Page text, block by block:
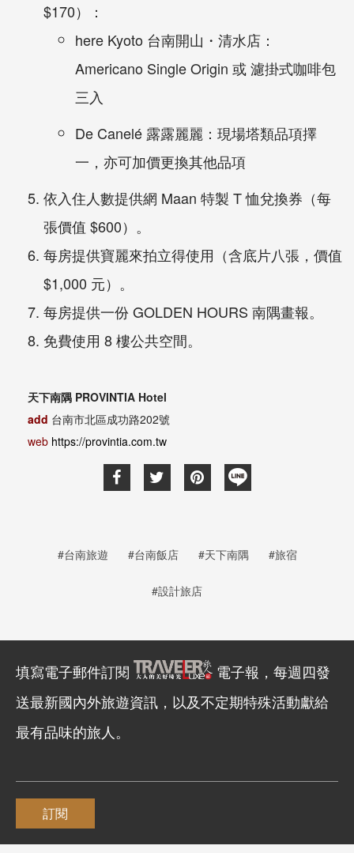
$170）：
here Kyoto 台南開山・清水店：
Americano Single Origin 或 濾掛式咖啡包
三入
De Canelé 露露麗麗：現場塔類品項擇
一，亦可加價更換其他品項
依入住人數提供網 Maan 特製 T 恤兌換券（每
張價值 $600）。
每房提供寶麗來拍立得使用（含底片八張，價值
$1,000 元）。
每房提供一份 GOLDEN HOURS 南隅畫報。
免費使用 8 樓公共空間。
天下南隅 PROVINTIA Hotel
add 台南市北區成功路202號
web https://provintia.com.tw
#台南旅遊 #台南飯店 #天下南隅 #旅宿
#設計旅店
填寫電子郵件訂閱
電子報，每週四發
送最新國內外旅遊資訊，以及不定期特殊活動獻給
最有品味的旅人。
訂閱